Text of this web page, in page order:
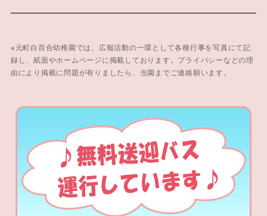
※元町白百合幼稚園では、広報活動の一環として各種行事を写真にて記
録し、紙面やホームページに掲載しております。プライバシーなどの理
由により掲載に問題が有りましたら、当園までご連絡願います。